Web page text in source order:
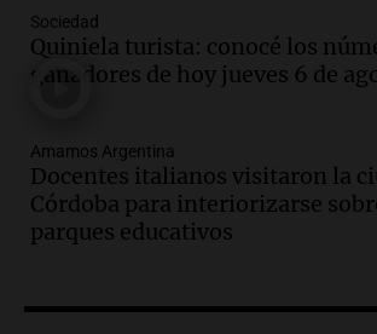
durante la primavera
Informados al regreso
Episodios
tras fuertes vientos
Panorama Federal
Episodios
Audio.
economía mejorará el
Sociedad
Quiniela turista: conocé los
ganadores de hoy jueves 6 de
Amamos Argentina
Docentes italianos visitaron la
Córdoba para interiorizarse
parques educativos